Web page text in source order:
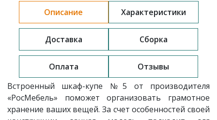
Описание Характеристики
Доставка Сборка
Оплата
Отзывы
Встроенный шкаф-купе №5 от производителя
«РосМебель»
поможет организовать грамотное
хранение ваших вещей. За счет особенностей своей